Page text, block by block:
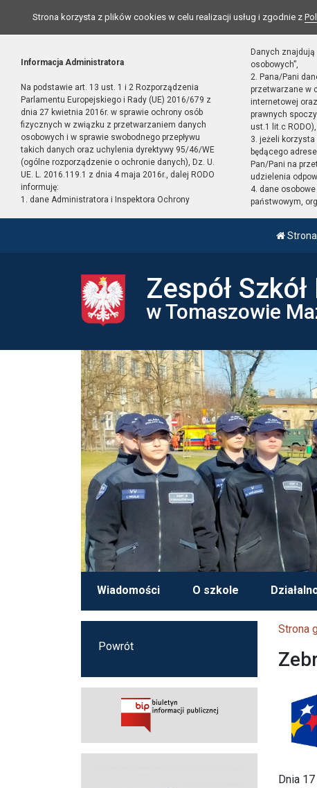
Strona korzysta z plików cookies w celu realizacji usług i zgodnie z
Informacja Administratora
Na podstawie art. 13 ust. 1 i 2 Rozporządzenia
Parlamentu Europejskiego i Rady (UE) 2016/679 z
dnia 27 kwietnia 2016r. w sprawie ochrony osób
fizycznych w związku z przetwarzaniem danych
osobowych i w sprawie swobodnego przepływu
takich danych oraz uchylenia dyrektywy 95/46/WE
(ogólne rozporządzenie o ochronie danych), Dz. U.
UE. L. 2016.119.1 z dnia 4 maja 2016r., dalej RODO
informuję:
1. dane Administratora i Inspektora Ochrony
Danych
osobowych”,
2. Pana/Pani
przetwarzane w
internetowej
prawnych
ust.1 lit.c RODO),
3. jeżeli
będącego
Pan/Pani na
udzielenia
4. dane
państwowym,
Zespół
w Tomaszowie
Wiadomości O szkole
Strona
Dnia
Powrót